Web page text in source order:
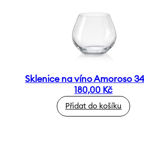
Sklenice na víno Amoroso
180,00 Kč
Přidat do košíku